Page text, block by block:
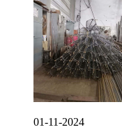
01-11-2024